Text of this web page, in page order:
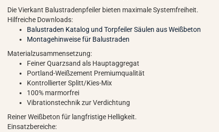
Die Vierkant Balustradenpfeiler bieten maximale Systemfreiheit.
Hilfreiche Downloads:
Balustraden Katalog und Torpfeiler Säulen aus Weißbeton
Montagehinweise für Balustraden
Materialzusammensetzung:
Feiner Quarzsand als Hauptaggregat
Portland-Weißzement Premiumqualität
Kontrollierter Splitt/Kies-Mix
100% marmorfrei
Vibrationstechnik zur Verdichtung
Reiner Weißbeton für langfristige Helligkeit.
Einsatzbereiche: